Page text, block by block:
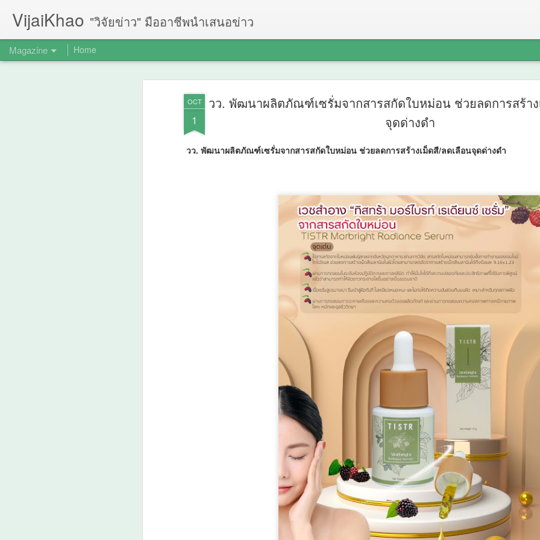
OCT
1
วว. พัฒนาผลิตภัณฑ์เซรั่มจากสารสกัดใบหม่อน ช่วยลดการสร้าง
จุดด่างดำ
วว. พัฒนาผลิตภัณฑ์เซรั่มจากสารสกัดใบหม่อน ช่วยลดการสร้างเม็ดสี/ลดเลือนจุดด่างดำ
VijaiKhao "วิจัยข่าว" มืออาชีพนำเสนอข่าว
Magazine Home
กรมพัฒน์ ค
สำเร็จของ
พัฒนากำลั
กรมพัฒน์ คว้ารางวัล GDCC
ของระบบ DSD Online
ทันสมัย
กรมพัฒนาฝีมือแรงงาน ได้รับ
ประจำปี พ.ศ. 2569 ประเภท
คน : DSD Online Training
แรงงาน) จากกระทรวงดิจิทั
นายสมาสภ์ ปัทมะสุคนธ์ อธิ
พัฒนาฝีมือแรงงาน ได้รับราง
พ.ศ.